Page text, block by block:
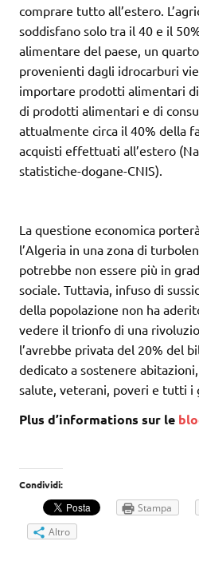
comprare tutto all’estero.
soddisfano solo tra il 40 e il
alimentare del paese, un
provenienti dagli idrocarburi
importare prodotti alimentari
di prodotti alimentari e di
attualmente circa il 40% della
acquisti effettuati all’estero
statistiche-dogane-CNIS).
La questione economica
l’Algeria in una zona di
potrebbe non essere più in
sociale. Tuttavia, infuso di
della popolazione non ha
vedere il trionfo di una
l’avrebbe privata del 20% del
dedicato a sostenere
salute, veterani, poveri e tutti
Plus d’informations sur le
Condividi:
Stampa
Altro